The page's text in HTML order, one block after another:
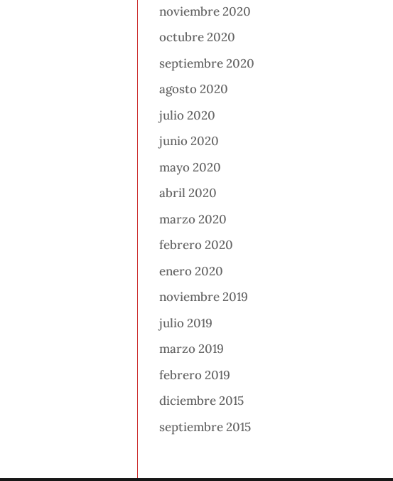
noviembre 2020
octubre 2020
septiembre 2020
agosto 2020
julio 2020
junio 2020
mayo 2020
abril 2020
marzo 2020
febrero 2020
enero 2020
noviembre 2019
julio 2019
marzo 2019
febrero 2019
diciembre 2015
septiembre 2015